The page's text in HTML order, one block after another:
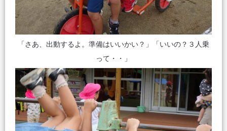
「さあ、出動するよ。準備はいいかい？」「いいの？３人乗
って・・」